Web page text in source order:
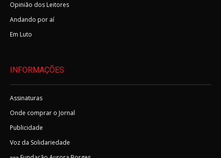
Opinião dos Leitores
Andando por aí
Em Luto
INFORMAÇÕES
Assinaturas
Onde comprar o Jornal
Publicidade
Voz da Solidariedade